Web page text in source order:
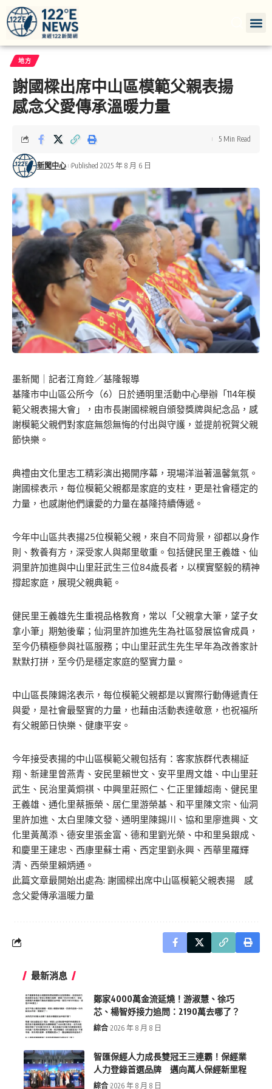
地方
謝國樑出席中山區模範父親表揚
感念父愛傳承溫暖力量
新聞中心 Published 2025 年 8 月 6 日
5 Min Read
墨新聞 ｜記者江育銓／基隆報導
基隆市中山區公所今（6）日於通明里活動中心舉辦「114年模
範父親表揚大會」，由市長謝國樑親自頒發獎牌與紀念品，感
謝模範父親們對家庭無怨無悔的付出與守護，並提前祝賀父親
節快樂。
典禮由文化里志工精彩演出揭開序幕，現場洋溢著溫馨氣氛。
謝國樑表示，每位模範父親都是家庭的支柱，更是社會穩定的
力量，也感謝他們讓愛的力量在基隆持續傳遞。
今年中山區共表揚25位模範父親，來自不同背景，卻都以身作
則、教養有方，深受家人與鄰里敬重。包括健民里王義雄、仙
洞里許加進與中山里莊武生三位84歲長者，以樸實堅毅的精神
撐起家庭，展現父親典範。
健民里王義雄先生重視品格教育，常以「父親拿大筆，望子女
拿小筆」期勉後輩；仙洞里許加進先生為社區發展協會成員，
至今仍積極參與社區服務；中山里莊武生先生早年為改善家計
默默打拼，至今仍是穩定家庭的堅實力量。
中山區長陳錫洺表示，每位模範父親都是以實際行動傳遞責任
與愛，是社會最堅實的力量，也藉由活動表達敬意，也祝福所
有父親節日快樂、健康平安。
今年接受表揚的中山區模範父親包括有：客家族群代表楊証
翔、新建里曾燕青、安民里賴世文、安平里周文雄、中山里莊
武生、民治里黃烱祺、中興里莊照仁、仁正里鍾超南、健民里
王義雄、通化里蔡振榮、居仁里游榮基、和平里陳文宗、仙洞
里許加進、太白里陳文發、通明里陳錫川、協和里廖進興、文
化里黃萬添、德安里張金富、德和里劉光榮、中和里吳銀成、
和慶里王建忠、西康里蘇士甫、西定里劉永興、西華里羅輝
清、西榮里賴炳通。
此篇文章最開始出處為: 謝國樑出席中山區模範父親表揚 感
念父愛傳承溫暖力量
最新消息
鄭家4000萬金流延燒！游淑慧、徐巧
芯、楊智妤接力追問：2190萬去哪了？
綜合 2026 年 8 月 8 日
智匯保經人力成長雙冠王三連霸！保經業
人力登錄首選品牌 邁向萬人保經新里程
綜合 2026 年 8 月 8 日